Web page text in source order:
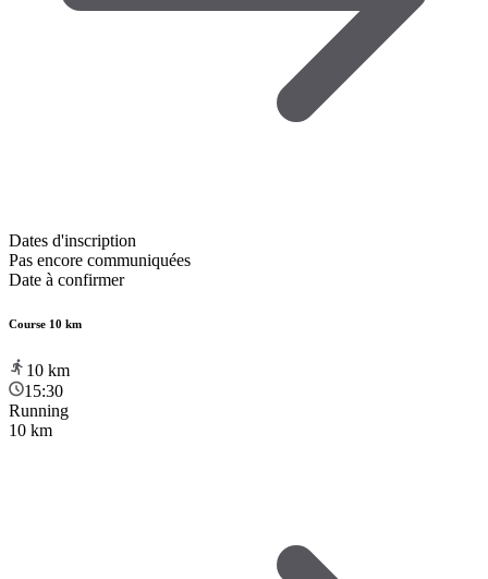
Dates d'inscription
Pas encore communiquées
Date à confirmer
Course 10 km
10 km
15:30
Running
10 km